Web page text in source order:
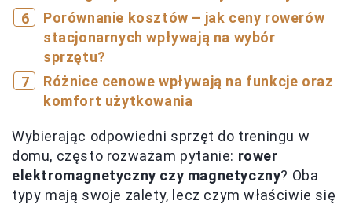
Porównanie kosztów – jak ceny rowerów
stacjonarnych wpływają na wybór
sprzętu?
Różnice cenowe wpływają na funkcje oraz
komfort użytkowania
Wybierając odpowiedni sprzęt do treningu w
domu, często rozważam pytanie: rower
elektromagnetyczny czy magnetyczny? Oba
typy mają swoje zalety, lecz czym właściwie się